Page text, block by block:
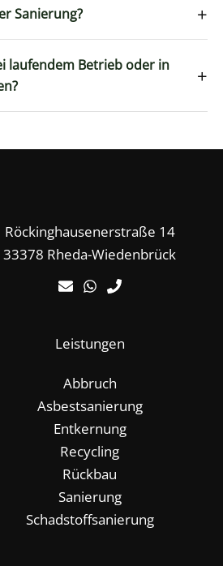
Sanierung? +
laufendem Betrieb oder in
+
Röckinghausenerstraße 14
33378 Rheda-Wiedenbrück
Leistungen
Abbruch
Asbestsanierung
Entkernung
Recycling
Rückbau
Sanierung
Schadstoffsanierung